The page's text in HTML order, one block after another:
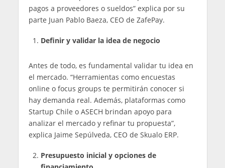
pagos a proveedores o sueldos” explica por su
parte Juan Pablo Baeza, CEO de ZafePay.
Definir y validar la idea de negocio
Antes de todo, es fundamental validar tu idea en
el mercado. “Herramientas como encuestas
online o focus groups te permitirán conocer si
hay demanda real. Además, plataformas como
Startup Chile o ASECH brindan apoyo para
analizar el mercado y refinar tu propuesta”,
explica Jaime Sepúlveda, CEO de Skualo ERP.
Presupuesto inicial y opciones de